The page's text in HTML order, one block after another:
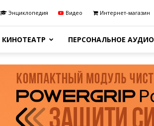
Энциклопедия Видео Интернет-магазин
ПЕРСОНАЛЬНОЕ АУДИО